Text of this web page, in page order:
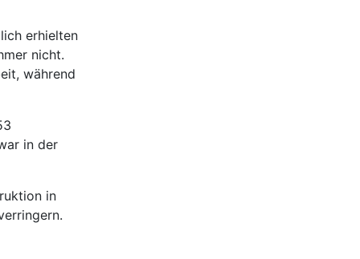
erhielten
nicht.
während
in der
in